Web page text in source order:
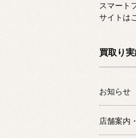
スマート
サイトは
買取り
お知らせ
店舗案内